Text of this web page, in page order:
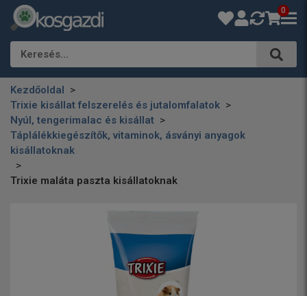
0
Keresés…
Kezdőoldal
Trixie kisállat felszerelés és jutalomfalatok
Nyúl, tengerimalac és kisállat
Táplálékkiegészítők, vitaminok, ásványi anyagok
kisállatoknak
Trixie maláta paszta kisállatoknak